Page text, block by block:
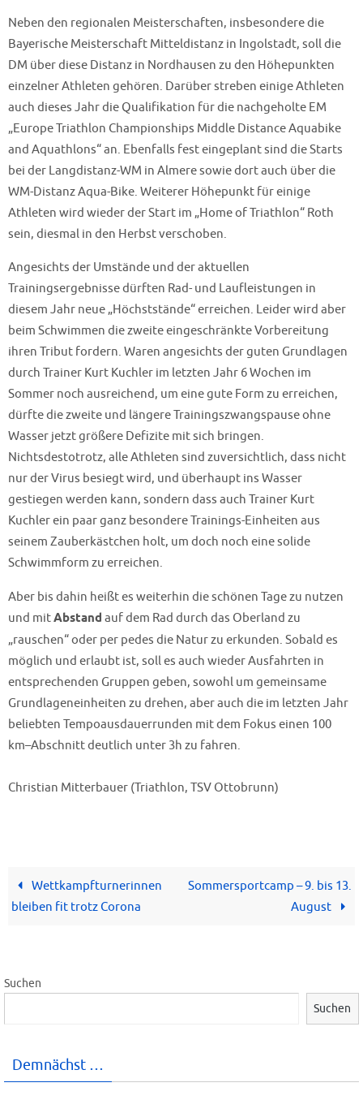
Neben den regionalen Meisterschaften, insbesondere die
Bayerische Meisterschaft Mitteldistanz in Ingolstadt, soll die
DM über diese Distanz in Nordhausen zu den Höhepunkten
einzelner Athleten gehören. Darüber streben einige Athleten
auch dieses Jahr die Qualifikation für die nachgeholte EM
„Europe Triathlon Championships Middle Distance Aquabike
and Aquathlons“ an. Ebenfalls fest eingeplant sind die Starts
bei der Langdistanz-WM in Almere sowie dort auch über die
WM-Distanz Aqua-Bike. Weiterer Höhepunkt für einige
Athleten wird wieder der Start im „Home of Triathlon“ Roth
sein, diesmal in den Herbst verschoben.
Angesichts der Umstände und der aktuellen
Trainingsergebnisse dürften Rad- und Laufleistungen in
diesem Jahr neue „Höchststände“ erreichen. Leider wird aber
beim Schwimmen die zweite eingeschränkte Vorbereitung
ihren Tribut fordern. Waren angesichts der guten Grundlagen
durch Trainer Kurt Kuchler im letzten Jahr 6 Wochen im
Sommer noch ausreichend, um eine gute Form zu erreichen,
dürfte die zweite und längere Trainingszwangspause ohne
Wasser jetzt größere Defizite mit sich bringen.
Nichtsdestotrotz, alle Athleten sind zuversichtlich, dass nicht
nur der Virus besiegt wird, und überhaupt ins Wasser
gestiegen werden kann, sondern dass auch Trainer Kurt
Kuchler ein paar ganz besondere Trainings-Einheiten aus
seinem Zauberkästchen holt, um doch noch eine solide
Schwimmform zu erreichen.
Aber bis dahin heißt es weiterhin die schönen Tage zu nutzen
und mitAbstand auf dem Rad durch das Oberland zu
„rauschen“ oder per pedes die Natur zu erkunden. Sobald es
möglich und erlaubt ist, soll es auch wieder Ausfahrten in
entsprechenden Gruppen geben, sowohl um gemeinsame
Grundlageneinheiten zu drehen, aber auch die im letzten Jahr
beliebten Tempoausdauerrunden mit dem Fokus einen 100
km–Abschnitt deutlich unter 3h zu fahren.
Christian Mitterbauer (Triathlon, TSV Ottobrunn)
Wettkampfturnerinnen
bleiben fit trotz Corona
Sommersportcamp – 9. bis 13.
August
Suchen
Suchen
Demnächst …